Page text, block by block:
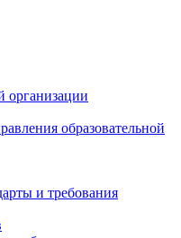
организации
образовательной
и требования